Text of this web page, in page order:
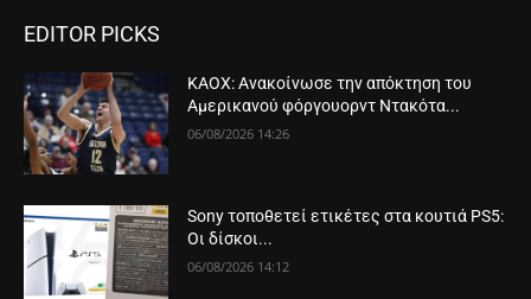
EDITOR PICKS
ΚΑΟΧ: Ανακοίνωσε την απόκτηση του
Αμερικανού φόργουορντ Ντακότα...
06/08/2026 14:26
Sony τοποθετεί ετικέτες στα κουτιά PS5:
Οι δίσκοι...
06/08/2026 14:12